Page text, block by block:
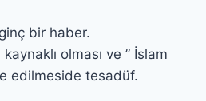
bir haber.
olması ve ” İslam
edilmeside tesadüf.